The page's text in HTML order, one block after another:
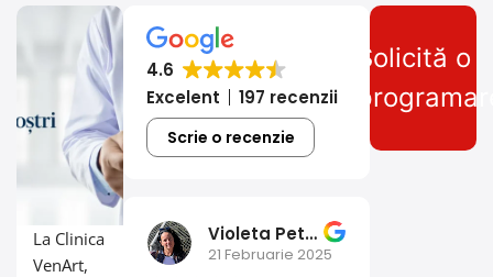
La Clinica
VenArt,
4.6
Excelent
197 recenzii
Scrie o recenzie
Violeta Petrescu
21 Februarie 2025
Solicită o